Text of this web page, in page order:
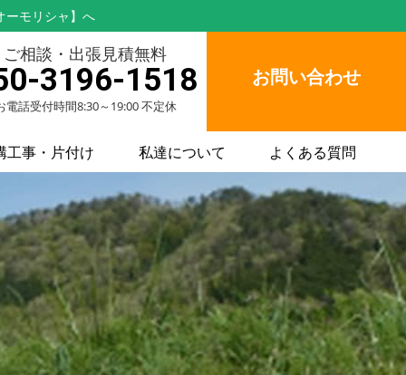
ーモリシャ】へ
ご相談・出張見積無料
3196-1518
電話受付時間8:30～19:00 不定休
お問い合わせ
工事・片付け 私達について よくある質問